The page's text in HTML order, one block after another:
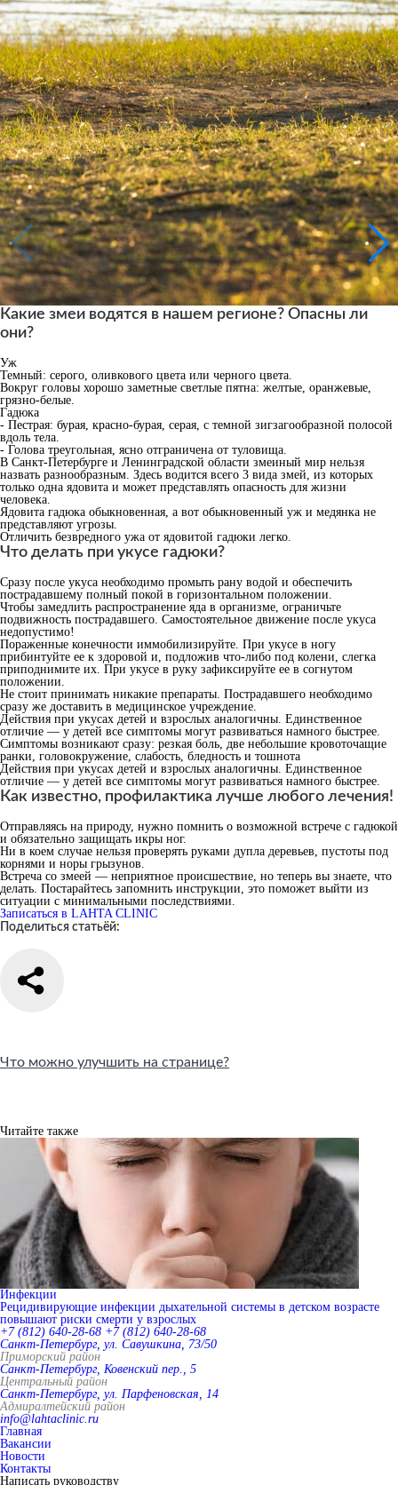
Какие змеи водятся в нашем регионе? Опасны ли
они?
Уж
Темный: серого, оливкового цвета или черного цвета.
Вокруг головы хорошо заметные светлые пятна: желтые, оранжевые,
грязно-белые.
Гадюка
- Пестрая: бурая, красно-бурая, серая, с темной зигзагообразной полосой
вдоль тела.
- Голова треугольная, ясно отграничена от туловища.
В Санкт-Петербурге и Ленинградской области змеиный мир нельзя
назвать разнообразным. Здесь водится всего 3 вида змей, из которых
только одна ядовита и может представлять опасность для жизни
человека.
Ядовита гадюка обыкновенная, а вот обыкновенный уж и медянка не
представляют угрозы.
Отличить безвредного ужа от ядовитой гадюки легко.
Что делать при укусе гадюки?
Сразу после укуса необходимо промыть рану водой и обеспечить
пострадавшему полный покой в горизонтальном положении.
Чтобы замедлить распространение яда в организме, ограничьте
подвижность пострадавшего. Самостоятельное движение после укуса
недопустимо!
Пораженные конечности иммобилизируйте. При укусе в ногу
прибинтуйте ее к здоровой и, подложив что-либо под колени, слегка
приподнимите их. При укусе в руку зафиксируйте ее в согнутом
положении.
Не стоит принимать никакие препараты. Пострадавшего необходимо
сразу же доставить в медицинское учреждение.
Действия при укусах детей и взрослых аналогичны. Единственное
отличие — у детей все симптомы могут развиваться намного быстрее.
Симптомы возникают сразу: резкая боль, две небольшие кровоточащие
ранки, головокружение, слабость, бледность и тошнота
Действия при укусах детей и взрослых аналогичны. Единственное
отличие — у детей все симптомы могут развиваться намного быстрее.
Как известно, профилактика лучше любого лечения!
Отправляясь на природу, нужно помнить о возможной встрече с гадюкой
и обязательно защищать икры ног.
Ни в коем случае нельзя проверять руками дупла деревьев, пустоты под
корнями и норы грызунов.
Встреча со змеей — неприятное происшествие, но теперь вы знаете, что
делать. Постарайтесь запомнить инструкции, это поможет выйти из
ситуации с минимальными последствиями.
Записаться в LAHTA CLINIC
Поделиться статьёй:
Что можно улучшить на странице?
Читайте также
Инфекции
Рецидивирующие инфекции дыхательной системы в детском возрасте
повышают риски смерти у взрослых
+7 (812) 640-28-68 +7 (812) 640-28-68
Санкт-Петербург, ул. Савушкина, 73/50
Приморский район
Санкт-Петербург, Ковенский пер., 5
Центральный район
Санкт-Петербург, ул. Парфеновская, 14
Адмиралтейский район
info@lahtaclinic.ru
Главная
Вакансии
Новости
Контакты
Написать руководству